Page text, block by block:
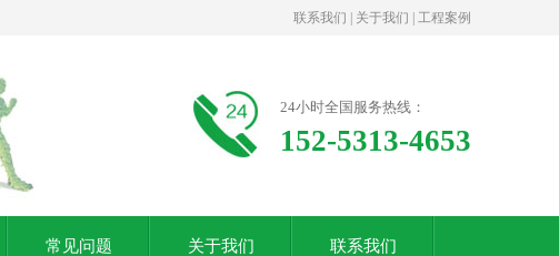
联系我们 关于我们 工程案例
24小时全国服务热线：
152-5313-4653
常见问题 关于我们 联系我们